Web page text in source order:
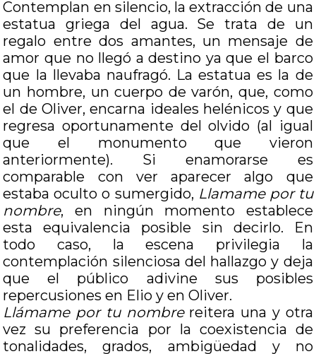
Contemplan en silencio, la extracción de una
estatua griega del agua. Se trata de un
regalo entre dos amantes, un mensaje de
amor que no llegó a destino ya que el barco
que la llevaba naufragó. La estatua es la de
un hombre, un cuerpo de varón, que, como
el de Oliver, encarna ideales helénicos y que
regresa oportunamente del olvido (al igual
que el monumento que vieron
anteriormente). Si enamorarse es
comparable con ver aparecer algo que
estaba oculto o sumergido, Llamame por tu
nombre, en ningún momento establece
esta equivalencia posible sin decirlo. En
todo caso, la escena privilegia la
contemplación silenciosa del hallazgo y deja
que el público adivine sus posibles
repercusiones en Elio y en Oliver.
Llámame por tu nombrereitera una y otra
vez su preferencia por la coexistencia de
tonalidades, grados, ambigüedad y no